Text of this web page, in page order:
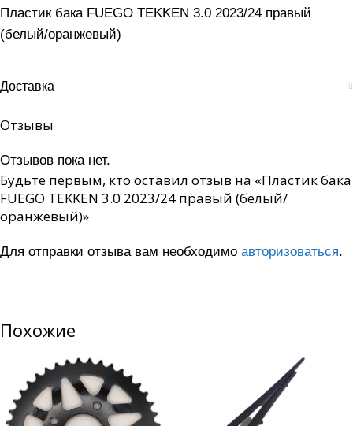
Пластик бака FUEGO TEKKEN 3.0 2023/24 правый
(белый/оранжевый)
Доставка
Отзывы
Отзывов пока нет.
Будьте первым, кто оставил отзыв на «Пластик бака
FUEGO TEKKEN 3.0 2023/24 правый (белый/
оранжевый)»
Для отправки отзыва вам необходимо авторизоваться.
Похожие